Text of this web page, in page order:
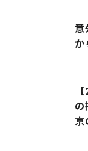
意
か
の
京